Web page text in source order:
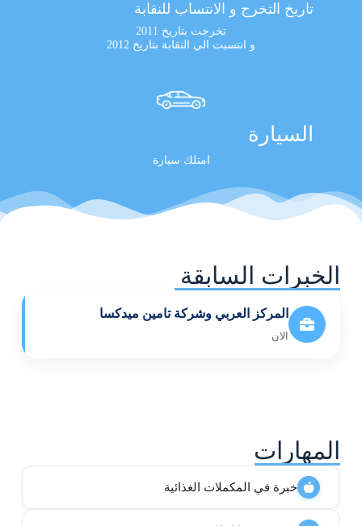
تاريخ التخرج و الانتساب للنقابة
تخرجت بتاريخ 2011
و انتسبت الي النقابة بتاريخ 2012
السيارة
امتلك سيارة
الخبرات السابقة
المركز العربي وشركة تامين ميدكسا
الان
المهارات
خبرة في المكملات الغذائية